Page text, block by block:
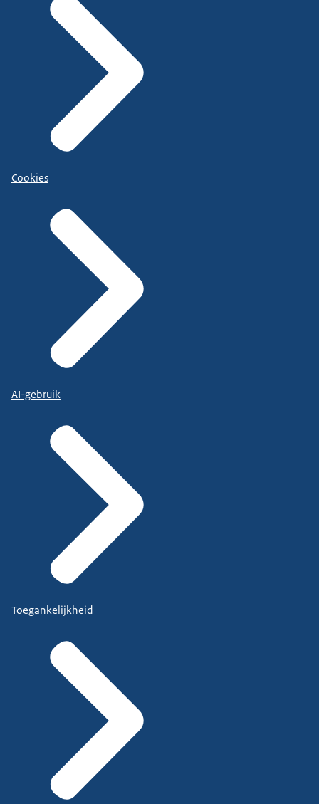
Cookies
AI-gebruik
Toegankelijkheid